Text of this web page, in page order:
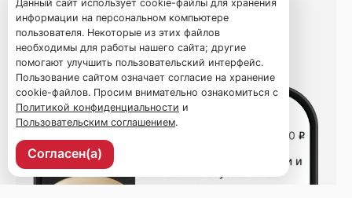
Избранные блюда
Данный сайт использует cookie-файлы для хранения
информации на персональном компьютере
пользователя. Некоторые из этих файлов
необходимы для работы нашего сайта; другие
помогают улучшить пользовательский интерфейс.
Пользование сайтом означает согласие на хранение
cookie-файлов. Просим внимательно ознакомиться с
Политикой конфиденциальности и
Пользовательским соглашением.
Согласен(а)